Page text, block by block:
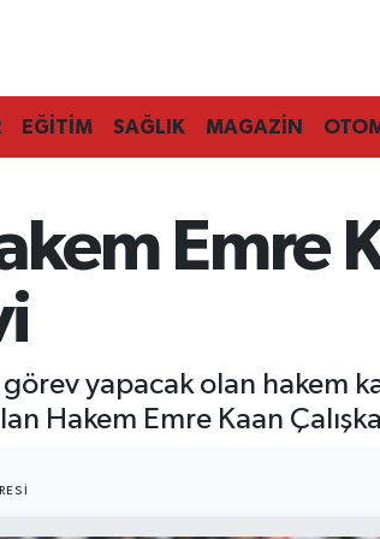
EĞİTİM SAĞLIK MAGAZİN
Emre
yapacak olan hakem
Hakem Emre Kaan